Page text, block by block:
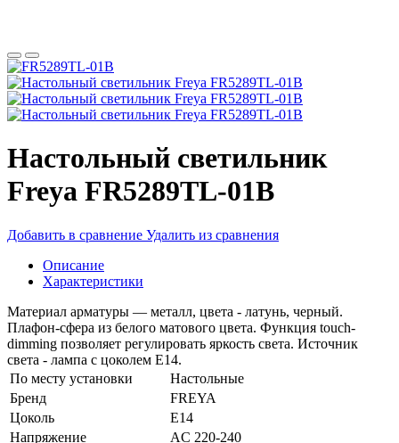
Настольный светильник
Freya FR5289TL-01B
Добавить в сравнение Удалить из сравнения
Описание
Характеристики
Материал арматуры — металл, цвета - латунь, черный.
Плафон-сфера из белого матового цвета. Функция touch-
dimming позволяет регулировать яркость света. Источник
света - лампа с цоколем Е14.
По месту установки
Настольные
Бренд
FREYA
Цоколь
E14
Напряжение
AC 220-240